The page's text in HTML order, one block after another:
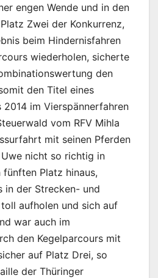
engen Wende und in den
Zwei der Konkurrenz,
beim Hindernisfahren
wiederholen, sicherte
den
den Titel eines
im Vierspännerfahren
vom RFV Mihla
mit seinen Pferden
nicht so richtig in
Platz hinaus,
in der Strecken- und
aufholen und sich auf
war auch im
den Kegelparcours mit
auf Platz Drei, so
der Thüringer